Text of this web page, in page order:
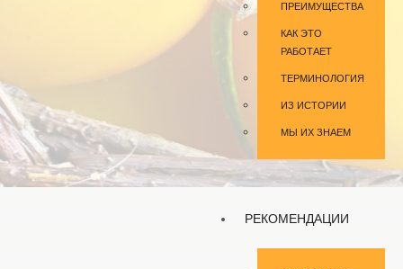
ПРЕИМУЩЕСТВА
КАК ЭТО
РАБОТАЕТ
ТЕРМИНОЛОГИЯ
ИЗ ИСТОРИИ
МЫ ИХ ЗНАЕМ
РЕКОМЕНДАЦИИ